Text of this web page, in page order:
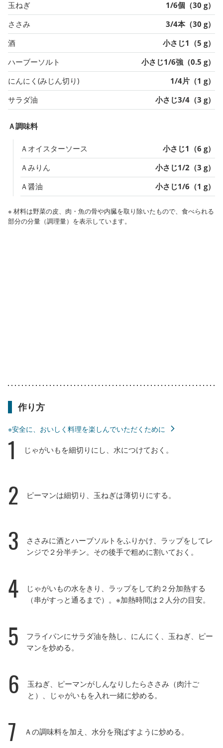
玉ねぎ
1/6個（30 g）
ささみ
3/4本（30 g）
酒
小さじ1（5 g）
ハーブーソルト
小さじ1/6強（0.5 g）
にんにく(みじん切り)
1/4片（1 g）
サラダ油
小さじ3/4（3 g）
Ａ調味料
Ａオイスターソース
小さじ1（6 g）
Ａみりん
小さじ1/2（3 g）
Ａ醤油
小さじ1/6（1 g）
※ 材料は野菜の皮、肉・魚の骨や内臓を取り除いたもので、食べられる
部分の分量（調理量）を表示しています。
作り方
※安全に、おいしく料理を楽しんでいただくために
1 じゃがいもを細切りにし、水につけておく。
2 ピーマンは細切り、玉ねぎは薄切りにする。
3
ささみに酒とハーブソルトをふりかけ、ラップをしてレ
ンジで２分半チン。その後手で粗めに割いておく。
4
じゃがいもの水をきり、ラップをして約２分加熱する
（串がすっと通るまで）。※加熱時間は２人分の目安。
5
フライパンにサラダ油を熱し、にんにく、玉ねぎ、ピー
マンを炒める。
6
玉ねぎ、ピーマンがしんなりしたらささみ（肉汁ご
と）、じゃがいもを入れ一緒に炒める。
7 Ａの調味料を加え、水分を飛ばすように炒める。